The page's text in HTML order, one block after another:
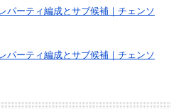
パーティ編成とサブ候補｜チェンソ
パーティ編成とサブ候補｜チェンソ